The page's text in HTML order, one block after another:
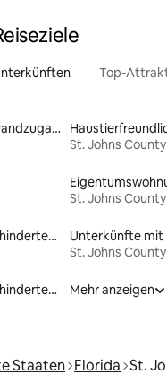
Top-
Unterkünfte mit Strandzugang
St. Johns County
St. Johns County
Unterkünfte mit behindertengerechtem WC
Unterkünfte mit
St. Johns County
Unterkünfte mit behindertengerechtem Bett
Mehr anzeigen
Staaten Florida St.